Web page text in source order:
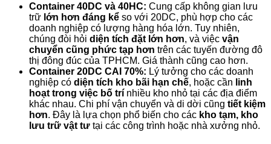
Container 40DC và 40HC: Cung cấp không gian lưu
trữ lớn hơn đáng kể so với 20DC, phù hợp cho các
doanh nghiệp có lượng hàng hóa lớn. Tuy nhiên,
chúng đòi hỏi diện tích đặt lớn hơn, và việc vận
chuyển cũng phức tạp hơn trên các tuyến đường đô
thị đông đúc của TPHCM. Giá thành cũng cao hơn.
Container 20DC CAI 70%: Lý tưởng cho các doanh
nghiệp có diện tích kho bãi hạn chế, hoặc cần linh
hoạt trong việc bố trí nhiều kho nhỏ tại các địa điểm
khác nhau. Chi phí vận chuyển và di dời cũng tiết kiệm
hơn. Đây là lựa chọn phổ biến cho các kho tạm, kho
lưu trữ vật tư tại các công trình hoặc nhà xưởng nhỏ.